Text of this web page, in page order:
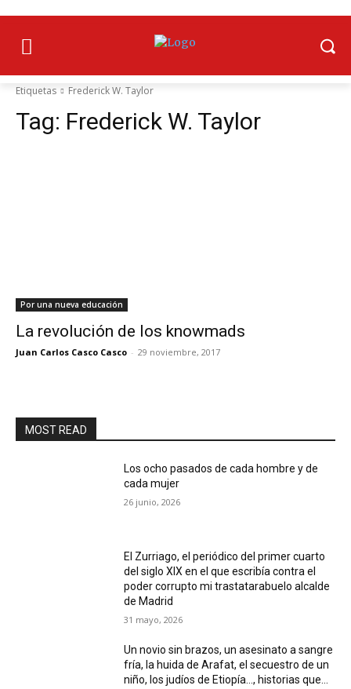
Etiquetas Frederick W. Taylor
Tag: Frederick W. Taylor
Por una nueva educación
La revolución de los knowmads
Juan Carlos Casco Casco - 29 noviembre, 2017
MOST READ
Los ocho pasados de cada hombre y de
cada mujer
26 junio, 2026
El Zurriago, el periódico del primer cuarto
del siglo XIX en el que escribía contra el
poder corrupto mi trastatarabuelo alcalde
de Madrid
31 mayo, 2026
Un novio sin brazos, un asesinato a sangre
fría, la huida de Arafat, el secuestro de un
niño, los judíos de Etiopía…, historias que...